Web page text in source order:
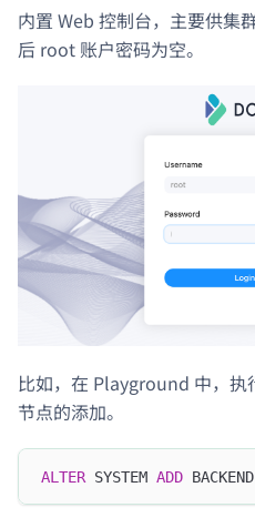
内置 Web 控制台，主要供集
后 root 账户密码为空。
比如，在 Playground 中，执
节点的添加。
ALTER SYSTEM ADD BACKEND